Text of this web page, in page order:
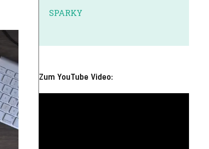
SPARKY
Zum YouTube Video: